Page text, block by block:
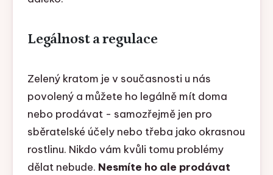
Legálnost a regulace
Zelený kratom je v současnosti u nás
povolený a můžete ho legálně mít doma
nebo prodávat - samozřejmě jen pro
sběratelské účely nebo třeba jako okrasnou
rostlinu. Nikdo vám kvůli tomu problémy
dělat nebude. Nesmíte ho ale prodávat